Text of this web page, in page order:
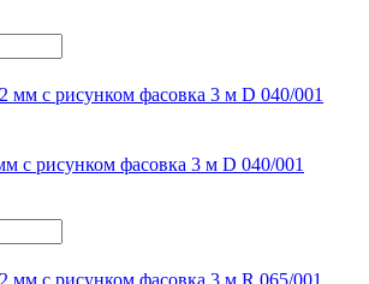
с рисунком фасовка 3 м D 040/001